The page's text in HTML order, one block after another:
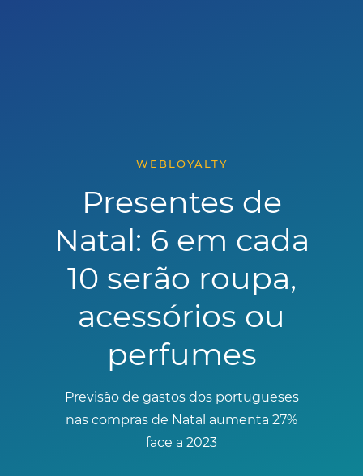
WEBLOYALTY
Presentes de
Natal: 6 em cada
10 serão roupa,
acessórios ou
perfumes
Previsão de gastos dos portugueses
nas compras de Natal aumenta 27%
face a 2023